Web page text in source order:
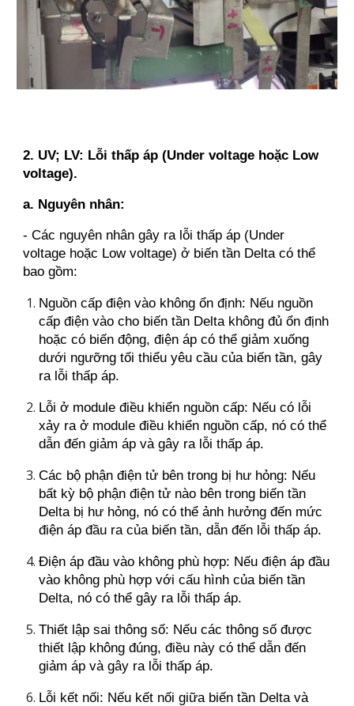
2. UV; LV: Lỗi thấp áp (Under voltage hoặc Low
voltage).
a. Nguyên nhân:
- Các nguyên nhân gây ra lỗi thấp áp (Under
voltage hoặc Low voltage) ở biến tần Delta có thể
bao gồm:
Nguồn cấp điện vào không ổn định: Nếu nguồn
cấp điện vào cho biến tần Delta không đủ ổn định
hoặc có biến động, điện áp có thể giảm xuống
dưới ngưỡng tối thiểu yêu cầu của biến tần, gây
ra lỗi thấp áp.
Lỗi ở module điều khiển nguồn cấp: Nếu có lỗi
xảy ra ở module điều khiển nguồn cấp, nó có thể
dẫn đến giảm áp và gây ra lỗi thấp áp.
Các bộ phận điện tử bên trong bị hư hỏng: Nếu
bất kỳ bộ phận điện tử nào bên trong biến tần
Delta bị hư hỏng, nó có thể ảnh hưởng đến mức
điện áp đầu ra của biến tần, dẫn đến lỗi thấp áp.
Điện áp đầu vào không phù hợp: Nếu điện áp đầu
vào không phù hợp với cấu hình của biến tần
Delta, nó có thể gây ra lỗi thấp áp.
Thiết lập sai thông số: Nếu các thông số được
thiết lập không đúng, điều này có thể dẫn đến
giảm áp và gây ra lỗi thấp áp.
Lỗi kết nối: Nếu kết nối giữa biến tần Delta và